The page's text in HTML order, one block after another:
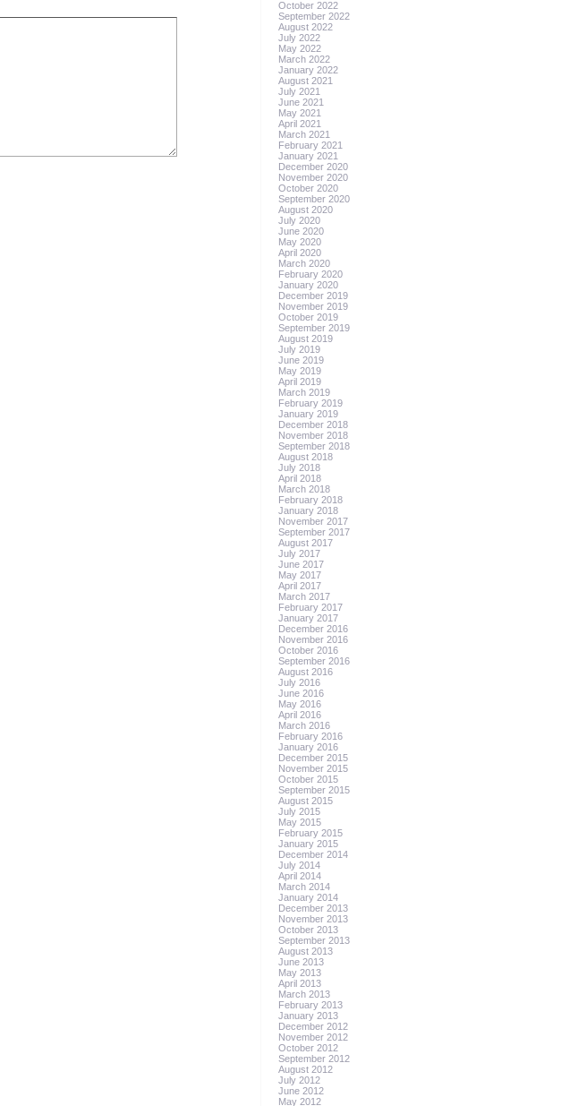
October 2022
September 2022
August 2022
July 2022
May 2022
March 2022
January 2022
August 2021
July 2021
June 2021
May 2021
April 2021
March 2021
February 2021
January 2021
December 2020
November 2020
October 2020
September 2020
August 2020
July 2020
June 2020
May 2020
April 2020
March 2020
February 2020
January 2020
December 2019
November 2019
October 2019
September 2019
August 2019
July 2019
June 2019
May 2019
April 2019
March 2019
February 2019
January 2019
December 2018
November 2018
September 2018
August 2018
July 2018
April 2018
March 2018
February 2018
January 2018
November 2017
September 2017
August 2017
July 2017
June 2017
May 2017
April 2017
March 2017
February 2017
January 2017
December 2016
November 2016
October 2016
September 2016
August 2016
July 2016
June 2016
May 2016
April 2016
March 2016
February 2016
January 2016
December 2015
November 2015
October 2015
September 2015
August 2015
July 2015
May 2015
February 2015
January 2015
December 2014
July 2014
April 2014
March 2014
January 2014
December 2013
November 2013
October 2013
September 2013
August 2013
June 2013
May 2013
April 2013
March 2013
February 2013
January 2013
December 2012
November 2012
October 2012
September 2012
August 2012
July 2012
June 2012
May 2012